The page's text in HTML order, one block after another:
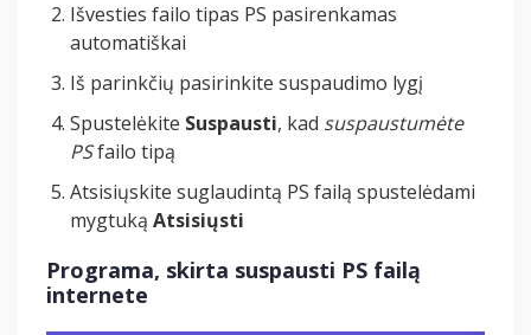
Išvesties failo tipas PS pasirenkamas
automatiškai
Iš parinkčių pasirinkite suspaudimo lygį
Spustelėkite Suspausti, kad suspaustumėte
PSfailo tipą
Atsisiųskite suglaudintą PS failą spustelėdami
mygtuką Atsisiųsti
Programa, skirta suspausti PS failą
internete